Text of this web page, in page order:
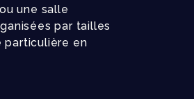
une salle
par tailles
particulière en